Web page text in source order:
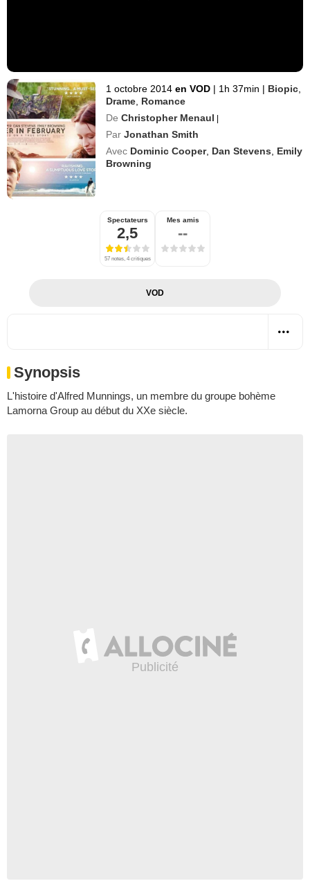
1 octobre 2014 en VOD | 1h 37min | Biopic
Drame Romance
De Christopher Menaul |
Par Jonathan Smith
Avec Dominic Cooper, Dan Stevens
Emily
Browning
Spectateurs
2,5
57 notes, 4 critiques
Mes amis
--
VOD
Synopsis
L'histoire d'Alfred Munnings, un membre du groupe bohème
Lamorna Group au début du XXe siècle.